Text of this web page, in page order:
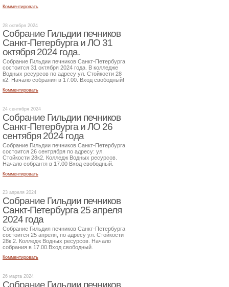
Комментировать
28 октября 2024
Собрание Гильдии печников
Санкт-Петербурга и ЛО 31
октября 2024 года.
Собрание Гильдии печников Санкт-Петербурга
состоится 31 октября 2024 года. В колледже
Водных ресурсов по адресу ул. Стойкости 28
к2. Начало собрания в 17.00. Вход свободный!
Комментировать
24 сентября 2024
Собрание Гильдии печников
Санкт-Петербурга и ЛО 26
сентября 2024 года
Собрание Гильдии печников Санкт-Петербурга
состоится 26 сентрября по адресу: ул.
Стойкости 28к2. Колледж Водных ресурсов.
Начало собрантя в 17.00 Вход свободный.
Комментировать
23 апреля 2024
Собрание Гильдии печников
Санкт-Петербурга 25 апреля
2024 года
Собрание Гильдия печников Санкт-Петербурга
состоится 25 апреля, по адресу ул. Стойкости
28к.2. Колледж Водных ресурсов. Начало
собрания в 17.00.Вход свободный.
Комментировать
26 марта 2024
Собрание Гильдии печников